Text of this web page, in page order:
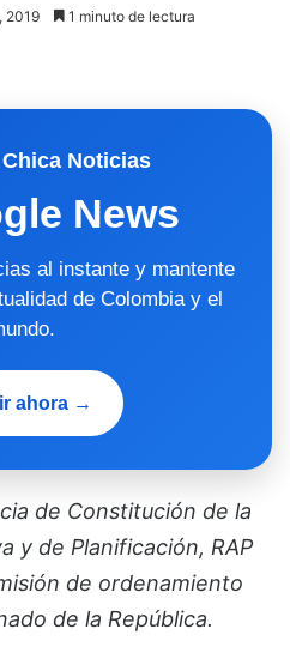
2019 1 minuto de lectura
Noticias
News
al instante y mantente
de Colombia y el
ahora →
de Constitución de la
y de Planificación, RAP
de ordenamiento
de la República.